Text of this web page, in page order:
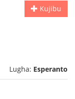
Kujibu
Lugha: Esperanto